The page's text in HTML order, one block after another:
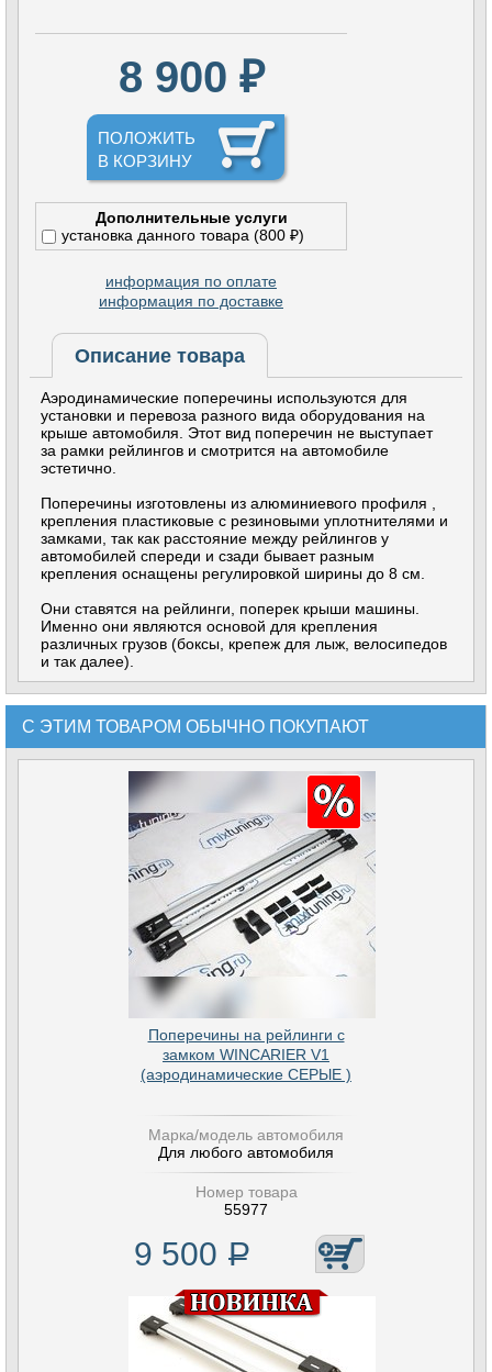
8 900 ₽
ПОЛОЖИТЬ
В КОРЗИНУ
Дополнительные услуги
установка данного товара (800 ₽)
информация по оплате
информация по доставке
Описание товара
Аэродинамические поперечины используются для
установки и перевоза разного вида оборудования на
крыше автомобиля. Этот вид поперечин не выступает
за рамки рейлингов и смотрится на автомобиле
эстетично.
Поперечины изготовлены из алюминиевого профиля ,
крепления пластиковые с резиновыми уплотнителями и
замками, так как расстояние между рейлингов у
автомобилей спереди и сзади бывает разным
крепления оснащены регулировкой ширины до 8 см.
Они ставятся на рейлинги, поперек крыши машины.
Именно они являются основой для крепления
различных грузов (боксы, крепеж для лыж, велосипедов
и так далее).
С ЭТИМ ТОВАРОМ ОБЫЧНО ПОКУПАЮТ
Поперечины на рейлинги с
замком WINCARIER V1
(аэродинамические СЕРЫЕ )
Марка/модель автомобиля
Для любого автомобиля
Номер товара
55977
9 500 Р